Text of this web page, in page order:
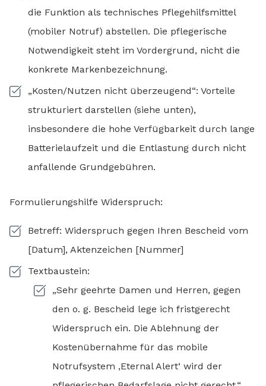
die Funktion als technisches Pflegehilfsmittel
(mobiler Notruf) abstellen. Die pflegerische
Notwendigkeit steht im Vordergrund, nicht die
konkrete Markenbezeichnung.
„Kosten/Nutzen nicht überzeugend“: Vorteile
strukturiert darstellen (siehe unten),
insbesondere die hohe Verfügbarkeit durch lange
Batterielaufzeit und die Entlastung durch nicht
anfallende Grundgebühren.
Formulierungshilfe Widerspruch:
Betreff: Widerspruch gegen Ihren Bescheid vom
[Datum], Aktenzeichen [Nummer]
Textbaustein:
„Sehr geehrte Damen und Herren, gegen
den o. g. Bescheid lege ich fristgerecht
Widerspruch ein. Die Ablehnung der
Kostenübernahme für das mobile
Notrufsystem ‚Eternal Alert‘ wird der